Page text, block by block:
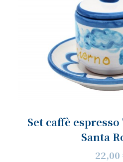
Set caffè
Santa
22,00